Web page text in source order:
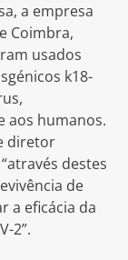
a empresa
Coimbra,
usados
k18-
aos humanos.
diretor
destes
de
a eficácia da
2”.